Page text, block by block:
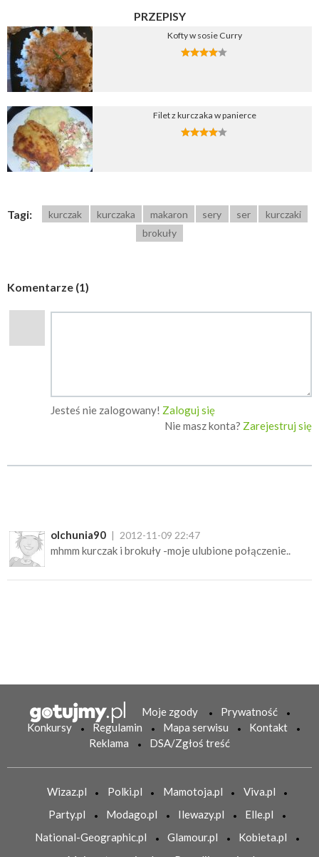
PRZEPISY
Kofty w sosie Curry
Filet z kurczaka w panierce
Tagi: kurczak kurczaka makaron sery ser
kurczaki
brokuły
Komentarze (1)
Jesteś nie zalogowany! Zaloguj się
Nie masz konta? Zarejestruj się
olchunia90 2012-11-09 22:47
mhmm kurczak i brokuły -moje ulubione połączenie..
Moje zgody
Prywatność
Konkursy
Regulamin Mapa serwisu
Kontakt
Reklama
DSA/Zgłoś treść
Wizaz.pl Polki.pl Mamotoja.pl
Viva.pl
Party.pl
Modago.pl Ilewazy.pl
Elle.pl
National-Geographic.pl
Glamour.pl
Kobieta.pl